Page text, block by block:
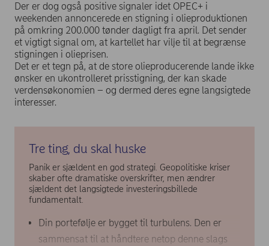
Der er dog også positive signaler idet OPEC+ i
weekenden annoncerede en stigning i olieproduktionen
på omkring 200.000 tønder dagligt fra april. Det sender
et vigtigt signal om, at kartellet har vilje til at begrænse
stigningen i olieprisen.
Det er et tegn på, at de store olieproducerende lande ikke
ønsker en ukontrolleret prisstigning, der kan skade
verdensøkonomien – og dermed deres egne langsigtede
interesser.
Tre ting, du skal huske
Panik er sjældent en god strategi. Geopolitiske kriser
skaber ofte dramatiske overskrifter, men ændrer
sjældent det langsigtede investeringsbillede
fundamentalt.
Din portefølje er bygget til turbulens. Den er
sammensat til at håndtere netop denne slags